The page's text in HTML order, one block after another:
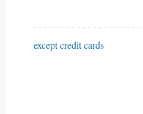
except credit cards